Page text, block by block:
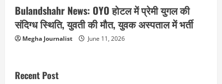
Bulandshahr News: OYO होटल में प्रेमी युगल की
संदिग्ध स्थिति, युवती की मौत, युवक अस्पताल में भर्ती
Megha Journalist June 11, 2026
Recent Post